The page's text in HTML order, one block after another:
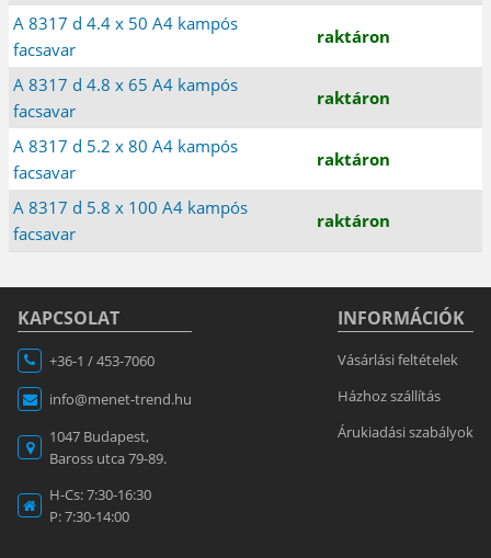
A 8317 d 4.4 x 50 A4 kampós
facsavar
raktáron
A 8317 d 4.8 x 65 A4 kampós
facsavar
raktáron
A 8317 d 5.2 x 80 A4 kampós
facsavar
raktáron
A 8317 d 5.8 x 100 A4 kampós
facsavar
raktáron
KAPCSOLAT
+36-1 / 453-7060
info@menet-trend.hu
1047 Budapest,
Baross utca 79-89.
H-Cs: 7:30-16:30
P: 7:30-14:00
INFORMÁCIÓK
Vásárlási feltételek
Házhoz szállítás
Árukiadási szabályok